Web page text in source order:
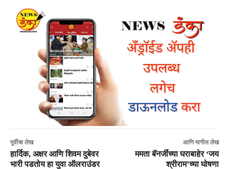
पूर्वीचा लेख
हार्दिक, अक्षर आणि शिवम दुबेवर
भारी पडतोय हा युवा ऑलराउंडर
आणि मागील लेख
ममता बॅनर्जींच्या घराबाहेर ‘जय
श्रीराम’च्या घोषणा